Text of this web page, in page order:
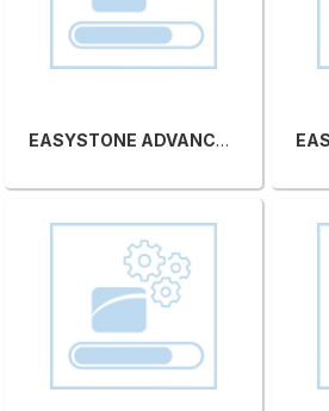
EASYSTONE ADVANCED V.26.1